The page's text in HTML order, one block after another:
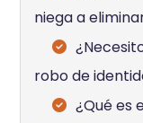
niega a
robo de
¿Qué es